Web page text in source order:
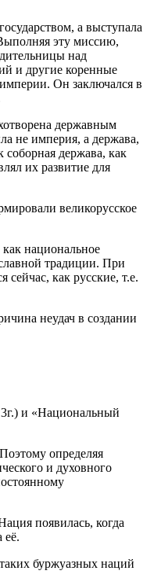
а выступала
эту миссию,
над
и другие коренные
Он заключался в
державным
не империя, а держава,
соборная держава, как
их развитие для
великорусское
национальное
традиции. При
как русские, т.е.
неудач в создании
и «Национальный
Поэтому определяя
и духовного
появилась, когда
её.
буржуазных наций